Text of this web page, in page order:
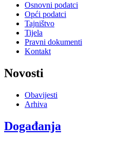
Osnovni podatci
Opći podatci
Tajništvo
Tijela
Pravni dokumenti
Kontakt
Novosti
Obavijesti
Arhiva
Događanja